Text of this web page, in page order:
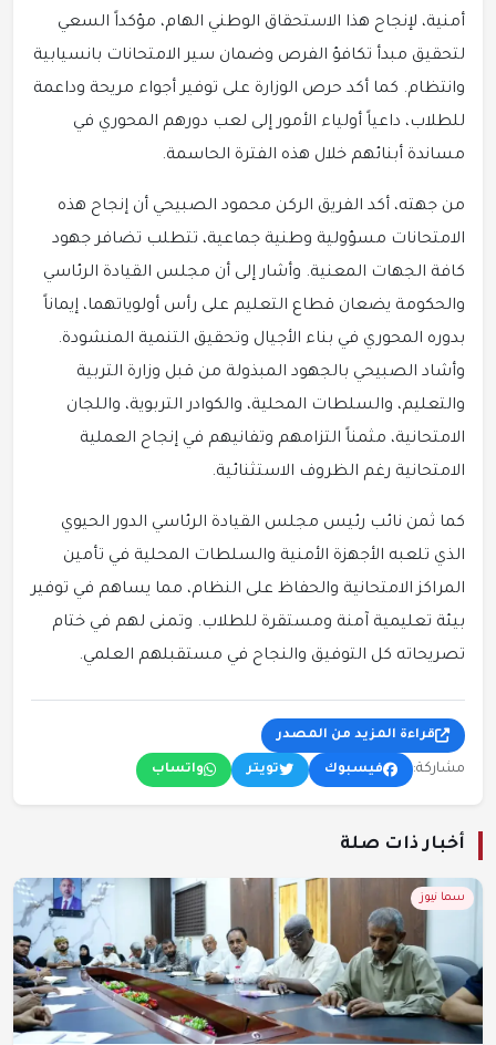
أمنية، لإنجاح هذا الاستحقاق الوطني الهام، مؤكداً السعي
لتحقيق مبدأ تكافؤ الفرص وضمان سير الامتحانات بانسيابية
وانتظام. كما أكد حرص الوزارة على توفير أجواء مريحة وداعمة
للطلاب، داعياً أولياء الأمور إلى لعب دورهم المحوري في
مساندة أبنائهم خلال هذه الفترة الحاسمة.
من جهته، أكد الفريق الركن محمود الصبيحي أن إنجاح هذه
الامتحانات مسؤولية وطنية جماعية، تتطلب تضافر جهود
كافة الجهات المعنية. وأشار إلى أن مجلس القيادة الرئاسي
والحكومة يضعان قطاع التعليم على رأس أولوياتهما، إيماناً
بدوره المحوري في بناء الأجيال وتحقيق التنمية المنشودة.
وأشاد الصبيحي بالجهود المبذولة من قبل وزارة التربية
والتعليم، والسلطات المحلية، والكوادر التربوية، واللجان
الامتحانية، مثمناً التزامهم وتفانيهم في إنجاح العملية
الامتحانية رغم الظروف الاستثنائية.
كما ثمن نائب رئيس مجلس القيادة الرئاسي الدور الحيوي
الذي تلعبه الأجهزة الأمنية والسلطات المحلية في تأمين
المراكز الامتحانية والحفاظ على النظام، مما يساهم في توفير
بيئة تعليمية آمنة ومستقرة للطلاب. وتمنى لهم في ختام
تصريحاته كل التوفيق والنجاح في مستقبلهم العلمي.
قراءة المزيد من المصدر
مشاركة: فيسبوك تويتر واتساب
أخبار ذات صلة
سما نيوز